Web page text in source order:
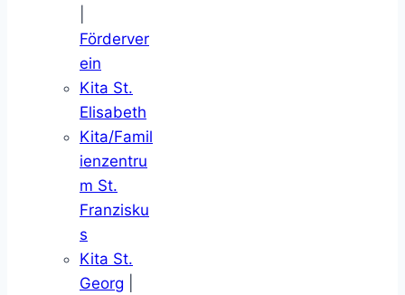
Förderver
ein
Kita St.
Elisabeth
Kita/Famil
ienzentru
m St.
Franzisku
s
Kita St.
Georg